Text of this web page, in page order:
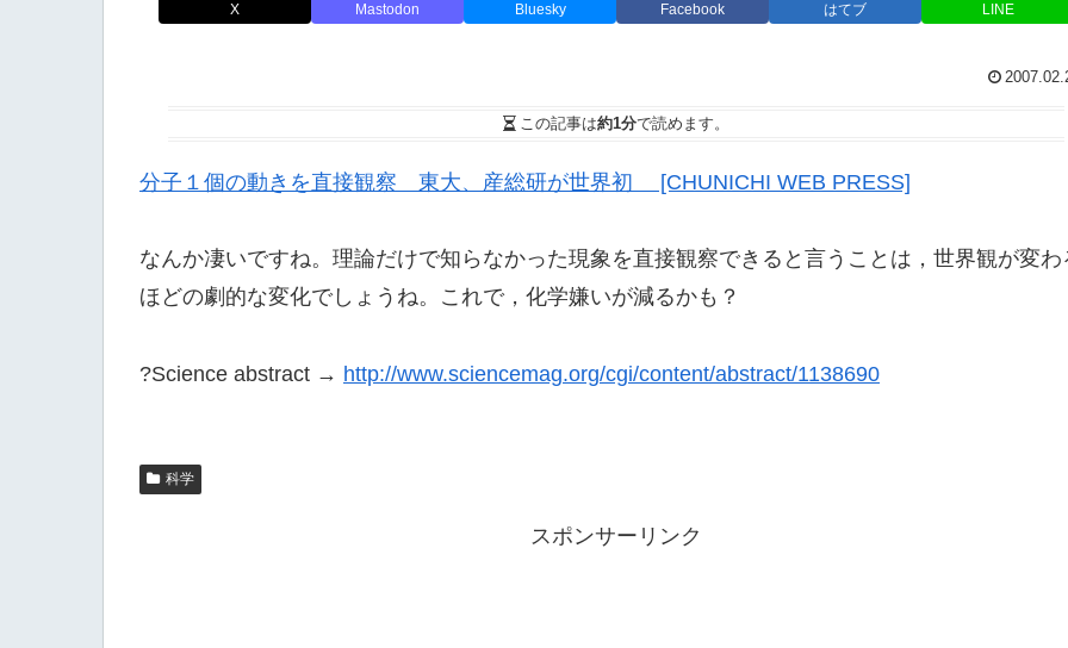
X Mastodon Bluesky Facebook はてブ LINE
この記事は約1分で読めます。
分子１個の動きを直接観察 東大、産総研が世界初 [CHUNICHI WEB PRESS]
なんか凄いですね。理論だけで知らなかった現象を直接観察できると言うことは，世界観が変わ
ほどの劇的な変化でしょうね。これで，化学嫌いが減るかも？
?Science abstract → http://www.sciencemag.org/cgi/content/abstract/1138690
科学
スポンサーリンク